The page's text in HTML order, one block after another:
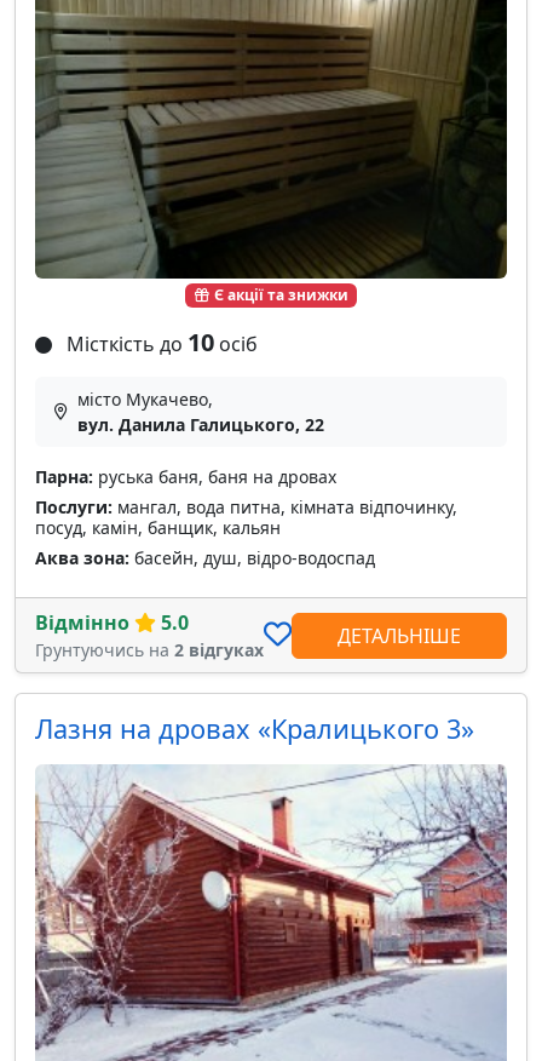
Є акції та знижки
Місткість до 10 осіб
місто Мукачево,
вул. Данила Галицького, 22
Парна: руська баня, баня на дровах
Послуги: мангал, вода питна, кімната відпочинку,
посуд, камін, банщик, кальян
Аква зона: басейн, душ, відро-водоспад
Відмінно 5.0
Грунтуючись на 2 відгуках
ДЕТАЛЬНІШЕ
Лазня на дровах «Кралицького 3»